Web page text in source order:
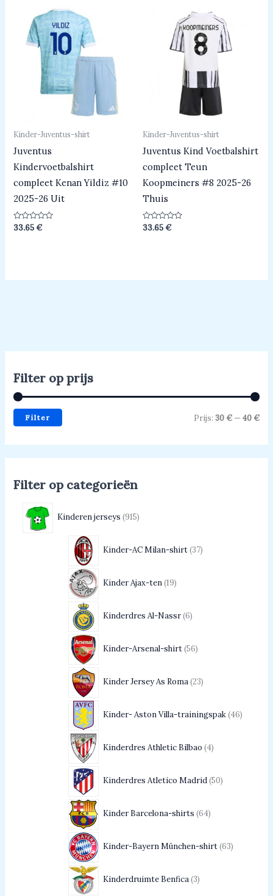
Filter op prijs
Filter Prijs: 30 €— 40 €
Filter op categorieën
Kinderen jerseys 915
Kinder-AC Milan-shirt 37
Kinder Ajax-ten 19
Kinderdres Al-Nassr 6
Kinder-Arsenal-shirt 56
Kinder Jersey As Roma 23
Kinder- Aston Villa-trainingspak 46
Kinderdres Athletic Bilbao 4
Kinderdres Atletico Madrid 50
Kinder Barcelona-shirts 64
Kinder-Bayern München-shirt 63
Kinderdruimte Benfica 3
Kinder-Juventus-shirt
Juventus
Kindervoetbalshirt
compleet Kenan Yildiz #10
2025-26 Uit
Beoordeeld
33.65€
Kinder-Juventus-shirt
Juventus Kind Voetbalshirt
compleet Teun
Koopmeiners #8 2025-26
Thuis
Beoordeeld
33.65€